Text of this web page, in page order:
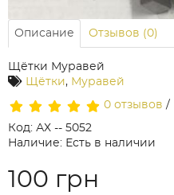
Описание Отзывов (0)
Щётки Муравей
Щётки, Муравей
0 отзывов /
Код: АХ -- 5052
Наличие: Есть в наличии
100 грн